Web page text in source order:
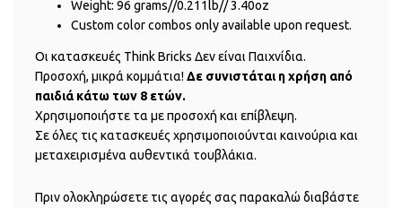
Weight: 96 grams//0.211lb// 3.40oz
Custom color combos only available upon request.
Οι κατασκευές Think Bricks Δεν είναι Παιχνίδια.
Προσοχή, μικρά κομμάτια!Δε συνιστάται η χρήση από
παιδιά κάτω των 8 ετών.
Χρησιμοποιήστε τα με προσοχή και επίβλεψη.
Σε όλες τις κατασκευές χρησιμοποιούνται καινούρια και
μεταχειρισμένα αυθεντικά τουβλάκια.
Πριν ολοκληρώσετε τις αγορές σας παρακαλώ διαβάστε